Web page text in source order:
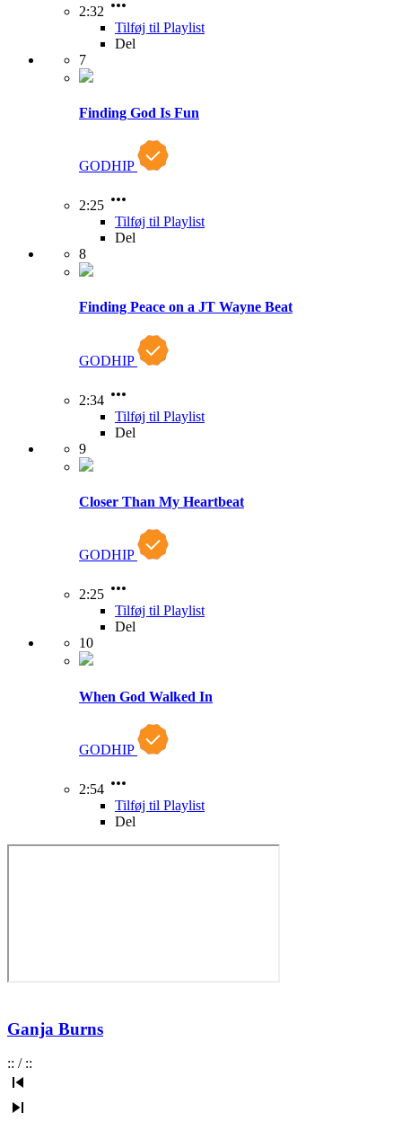
2:32
Tilføj til Playlist
Del
7
Finding God Is Fun
GODHIP
2:25
Tilføj til Playlist
Del
8
Finding Peace on a JT Wayne Beat
GODHIP
2:34
Tilføj til Playlist
Del
9
Closer Than My Heartbeat
GODHIP
2:25
Tilføj til Playlist
Del
10
When God Walked In
GODHIP
2:54
Tilføj til Playlist
Del
Ganja Burns
:: / ::